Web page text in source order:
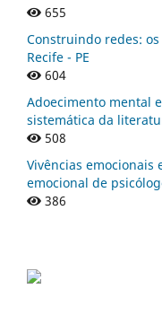
655
Construindo redes:
Recife - PE
604
Adoecimento mental
sistemática da
508
Vivências emocionais
emocional de
386